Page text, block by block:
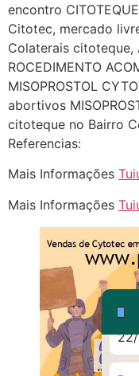
encontro
Citotec, mercado
Colaterais
ROCEDIMENTO
MISOPROSTOL
abortivos
citoteque no Bairro
Referencias:
Mais Informações
Mais Informações
Eu
G